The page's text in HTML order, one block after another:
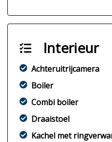
Interieur
Achteruitrijcamera
Boiler
Combi boiler
Draaistoel
Kachel met